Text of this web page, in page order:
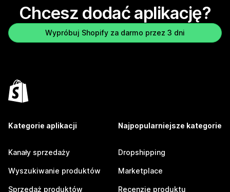
Chcesz dodać aplikację?
Wypróbuj Shopify za darmo przez 3 dni
Kategorie aplikacji
Kanały sprzedaży
Wyszukiwanie produktów
Sprzedaż produktów
Najpopularniejsze kategorie
Dropshipping
Marketplace
Recenzje produktu